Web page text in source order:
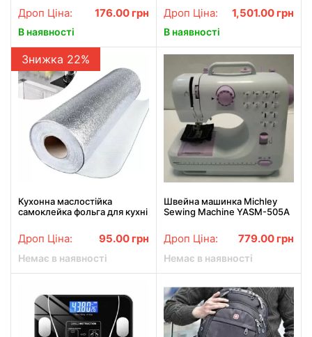
Дроп Ціна: 176.00 грн
В наявності
Technology фритюрниця без
олії
Дроп Ціна: 1,501.00 грн
В наявності
Знижка 22%
Кухонна маслостійка
самоклейка фольга для кухні
для кухонних поверхонь
Дроп Ціна: 95.00 грн
Немає в наявності
Швейна машинка Michley
Sewing Machine YASM-505A
Дроп Ціна: 779.00 грн
Немає в наявності